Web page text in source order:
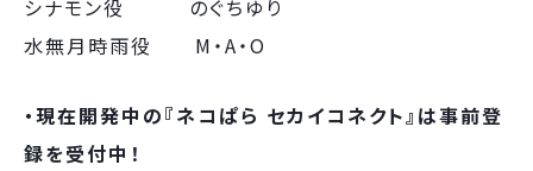
シナモン役 のぐちゆり
水無月時雨役 M・A・O
・現在開発中の『ネコぱら セカイコネクト』は事前登
録を受付中！